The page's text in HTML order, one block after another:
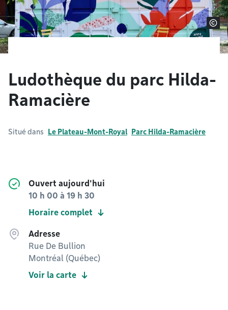
Ludothèque du parc Hilda-
Ramacière
Situé dans Le Plateau-Mont-Royal Parc Hilda-Ramacière
Ouvert aujourd'hui
10 h 00 à 19 h 30
Horaire complet
Adresse
Rue De Bullion
Montréal (Québec)
Voir la carte